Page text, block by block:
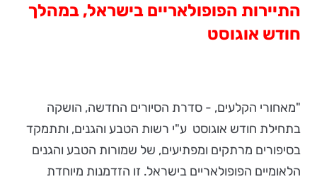
התיירות הפופולאריים בישראל, במהלך
חודש אוגוסט
"מאחורי הקלעים, - סדרת הסיורים החדשה, הושקה
בתחילת חודש אוגוסט ע"י רשות הטבע והגנים, ותתמקד
בסיפורים מרתקים ומפתיעים, של שמורות הטבע והגנים
הלאומיים הפופולאריים בישראל. זו הזדמנות מיוחדת